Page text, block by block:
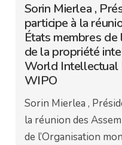
Sorin Mierlea ,
participe à la
États membres de
de la propriété
World Intellectual
WIPO
Sorin Mierlea ,
la réunion des
de l’Organisation